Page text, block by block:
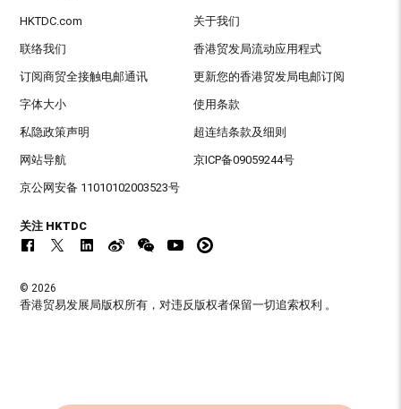
HKTDC.com 关于我们
联络我们 香港贸发局流动应用程式
订阅商贸全接触电邮通讯 更新您的香港贸发局电邮订阅
字体大小 使用条款
私隐政策声明 超连结条款及细则
网站导航 京ICP备09059244号
京公网安备 11010102003523号
关注 HKTDC
© 2026
香港贸易发展局版权所有，对违反版权者保留一切追索权利 。